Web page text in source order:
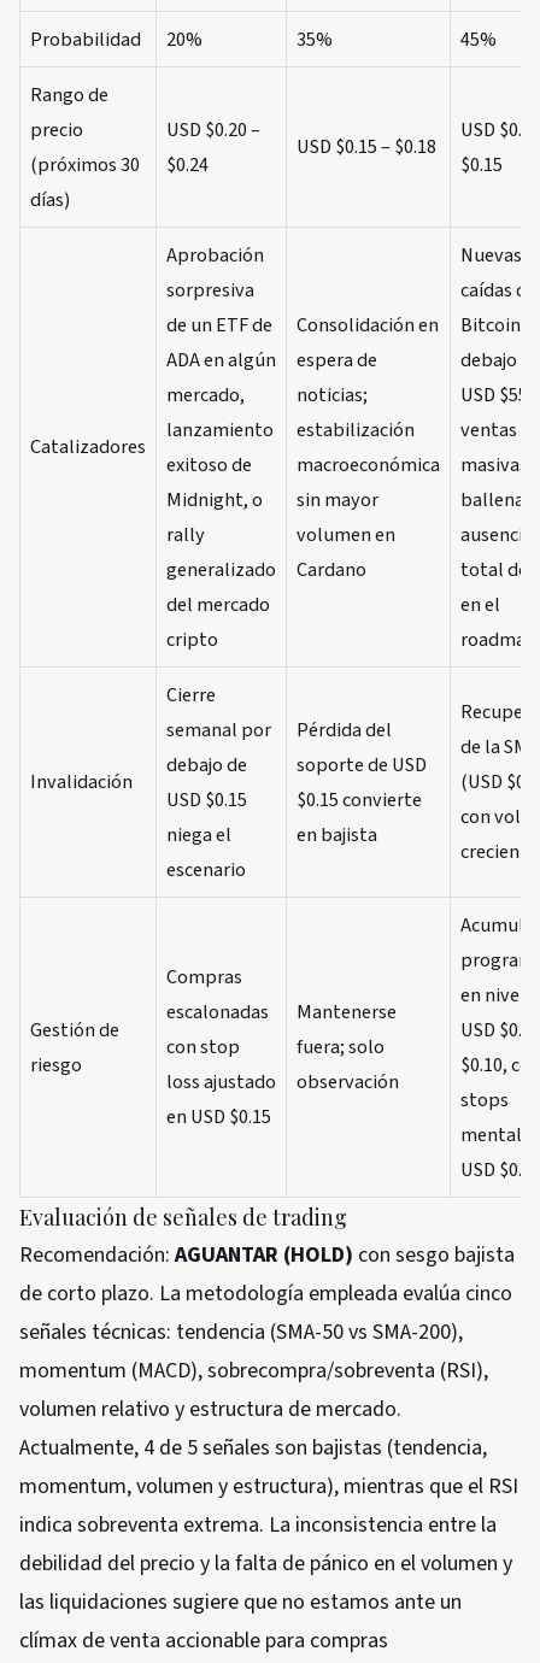
Probabilidad 20% 35%
45%
Rango de
precio
(próximos 30
días)
USD $0.20 –
$0.24
USD $0.15 – $0.18
USD
$0.15
Catalizadores
Aprobación
sorpresiva
de un ETF de
ADA en algún
mercado,
lanzamiento
exitoso de
Midnight, o
rally
generalizado
del mercado
cripto
Consolidación en
espera de
noticias;
estabilización
macroeconómica
sin mayor
volumen en
Cardano
Nuevas
caídas de
Bitcoin
debajo de
USD
ventas
masivas
ballenas,
ausencia
total de
en el
roadmap
Invalidación
Cierre
semanal por
debajo de
USD $0.15
niega el
escenario
Pérdida del
soporte de USD
$0.15 convierte
en bajista
de la
(USD
con
creciente
Gestión de
riesgo
Compras
escalonadas
con stop
loss ajustado
en USD $0.15
Mantenerse
fuera; solo
observación
en
USD
$0.10, con
stops
USD $0.09
Evaluación de señales de trading
Recomendación:AGUANTAR (HOLD) con sesgo bajista
de corto plazo. La metodología empleada evalúa cinco
señales técnicas: tendencia (SMA-50 vs SMA-200),
momentum (MACD), sobrecompra/sobreventa (RSI),
volumen relativo y estructura de mercado.
Actualmente, 4 de 5 señales son bajistas (tendencia,
momentum, volumen y estructura), mientras que el RSI
indica sobreventa extrema. La inconsistencia entre la
debilidad del precio y la falta de pánico en el volumen y
las liquidaciones sugiere que no estamos ante un
clímax de venta accionable para compras